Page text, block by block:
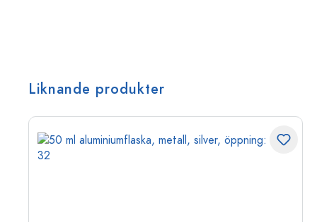
Liknande produkter